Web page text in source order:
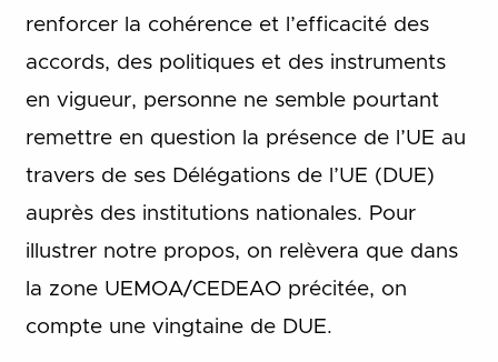
renforcer la cohérence et l’efficacité des
accords, des politiques et des instruments
en vigueur, personne ne semble pourtant
remettre en question la présence de l’UE au
travers de ses Délégations de l’UE (DUE)
auprès des institutions nationales. Pour
illustrer notre propos, on relèvera que dans
la zone UEMOA/CEDEAO précitée, on
compte une vingtaine de DUE.